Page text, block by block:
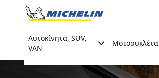
Go to page content
Αυτοκίνητα, SUV,
VAN
Μοτοσυκλέτα